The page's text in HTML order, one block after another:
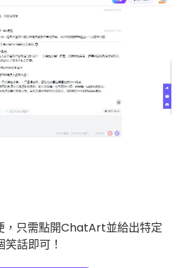
，只需點開ChatArt並給出特定
話即可！